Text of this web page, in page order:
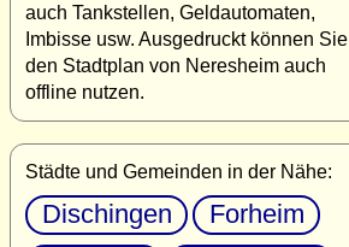
auch Tankstellen, Geldautomaten,
Imbisse usw. Ausgedruckt können Sie
den Stadtplan von Neresheim auch
offline nutzen.
Städte und Gemeinden in der Nähe:
Dischingen
Forheim